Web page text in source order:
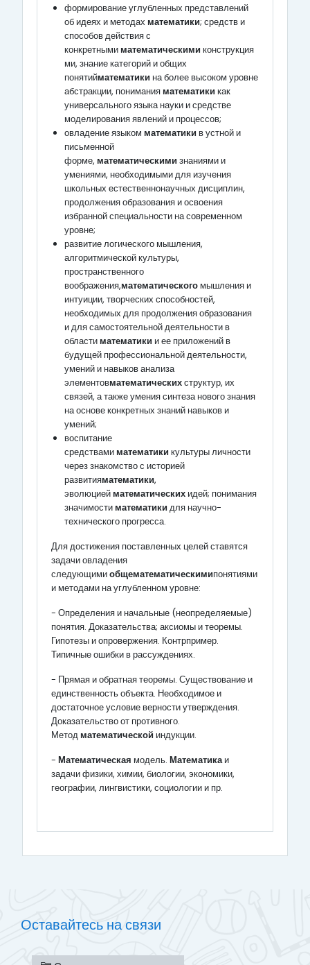
формирование углубленных представлений
об идеях и методах математики; средств и
способов действия с
конкретными математическими конструкция
ми, знание категорий и общих
понятийматематики на более высоком уровне
абстракции, понимания математики как
универсального языка науки и средстве
моделирования явлений и процессов;
овладение языком математики в устной и
письменной
форме, математическими знаниями и
умениями, необходимыми для изучения
школьных естественнонаучных дисциплин,
продолжения образования и освоения
избранной специальности на современном
уровне;
развитие логического мышления,
алгоритмической культуры,
пространственного
воображения,математического мышления и
интуиции, творческих способностей,
необходимых для продолжения образования
и для самостоятельной деятельности в
области математики и ее приложений в
будущей профессиональной деятельности,
умений и навыков анализа
элементовматематическихструктур, их
связей, а также умения синтеза нового знания
на основе конкретных знаний навыков и
умений;
воспитание
средствами математики культуры личности
через знакомство с историей
развитияматематики,
эволюцией математических идей; понимания
значимости математики для научно-
технического прогресса.
Для достижения поставленных целей ставятся
задачи овладения
следующимиобщематематическимипонятиями
и методами на углубленном уровне:
- Определения и начальные (неопределяемые)
понятия. Доказательства; аксиомы и теоремы.
Гипотезы и опровержения. Контрпример.
Типичные ошибки в рассуждениях.
- Прямая и обратная теоремы. Существование и
единственность объекта. Необходимое и
достаточное условие верности утверждения.
Доказательство от противного.
Метод математической индукции.
- Математическая модель. Математикаи
задачи физики, химии, биологии, экономики,
географии, лингвистики, социологии и пр.
Оставайтесь на связи